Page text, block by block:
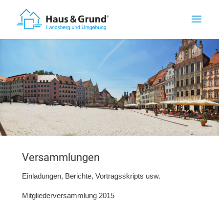
Versammlungen
Einladungen, Berichte, Vortragsskripts usw.
Mitgliederversammlung 2015